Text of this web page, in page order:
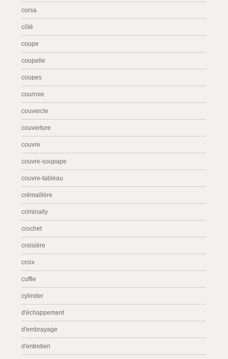
corsa
côté
coupe
coupelle
coupes
courroie
couvercle
couverture
couvre
couvre-soupape
couvre-tableau
crémaillère
criminally
crochet
croisière
croix
cuffie
cylinder
d'échappement
d'embrayage
d'entretien